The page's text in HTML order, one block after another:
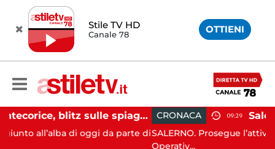
Stile TV HD
Canale 78 OTTIENI
Montecorice, blitz sulle spiagge libere: sequestrati oltre 300 ombrelloni e lettini lasciati sull’arenile
di oggi da parte di
CRONACA 09:29
SALERNO. Prosegue l’attività di controllo